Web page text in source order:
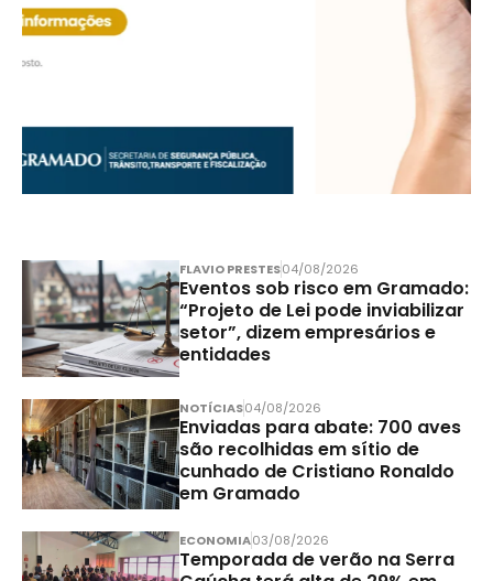
FLAVIO PRESTES04/08/2026
Eventos sob risco em Gramado:
“Projeto de Lei pode inviabilizar
setor”, dizem empresários e
entidades
NOTÍCIAS04/08/2026
Enviadas para abate: 700 aves
são recolhidas em sítio de
cunhado de Cristiano Ronaldo
em Gramado
ECONOMIA03/08/2026
Temporada de verão na Serra